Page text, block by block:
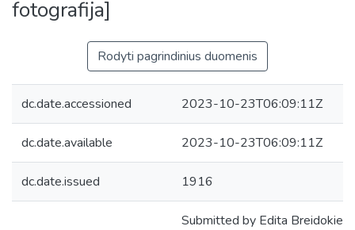
fotografija]
Rodyti pagrindinius duomenis
dc.date.accessioned 2023-10-23T06:09:11Z
dc.date.available 2023-10-23T06:09:11Z
dc.date.issued 1916
Submitted by Edita